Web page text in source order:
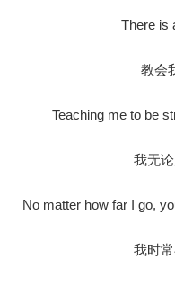
There is
教会
Teaching me to be
我无
No matter how far I go,
我时